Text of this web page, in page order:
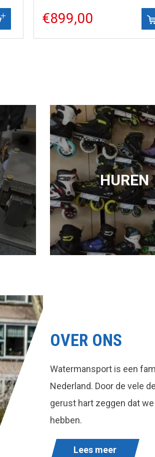
€899,00
HUREN
OVER ONS
Watermansport is een
Nederland. Door de vele
gerust hart zeggen dat
hebben.
Lees meer